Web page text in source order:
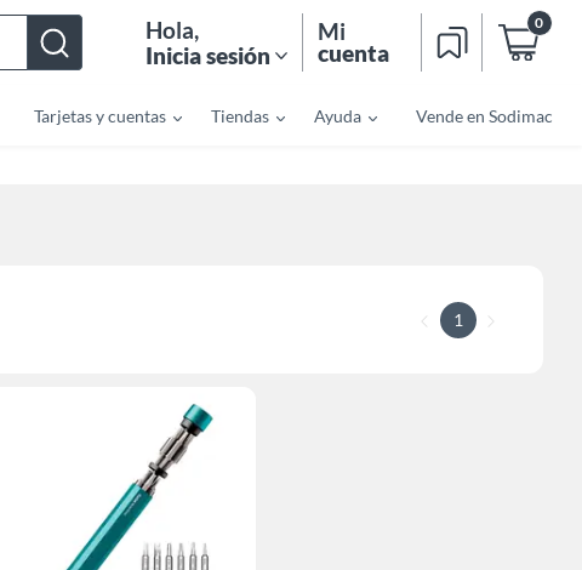
Hola,
Inicia sesión
Mi
cuenta
0
Tarjetas y cuentas Tiendas Ayuda Vende en Sodimac
1